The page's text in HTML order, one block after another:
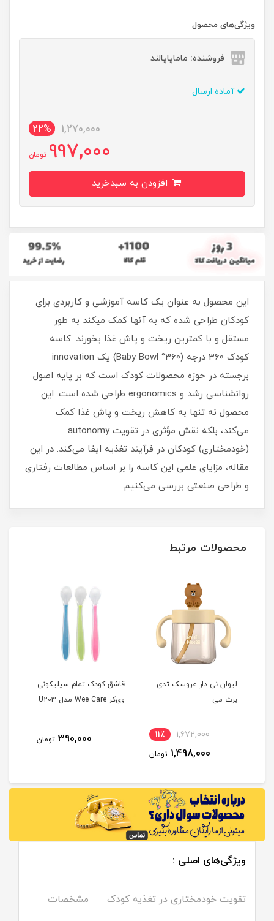
ویژگی‌های محصول
فروشنده: ماماپاپالند
آماده ارسال
1,270,000
22%
997,000 تومان
این محصول به عنوان یک کاسه آموزشی و کاربردی برای
کودکان طراحی شده که به آنها کمک میکند به طور
مستقل و با کمترین ریخت و پاش غذا بخورند. کاسه
کودک 360 درجه (360° Baby Bowl) یک innovation
برجسته در حوزه محصولات کودک است که بر پایه اصول
روانشناسی رشد و ergonomics طراحی شده است. این
محصول نه تنها به کاهش ریخت‌ و پاش غذا کمک
می‌کند، بلکه نقش مؤثری در تقویت autonomy
(خودمختاری) کودکان در فرآیند تغذیه ایفا می‌کند. در این
مقاله، مزایای علمی این کاسه را بر اساس مطالعات رفتاری
و طراحی صنعتی بررسی می‌کنیم.
محصولات مرتبط
لیوان نی دار عروسک تدی
برث می
1,672,000 11٪
1,498,000 تومان
قاشق کودک تمام سیلیکونی
وی‌کر Wee Care مدل U203
390,000 تومان
ویژگی‌های اصلی :
تقویت خودمختاری در تغذیه کودک مشخصات